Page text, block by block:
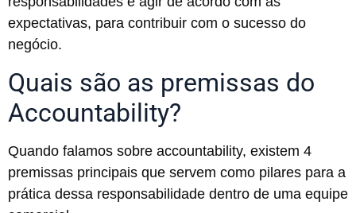
expectativas, para contribuir com o sucesso do
negócio.
Quais são as premissas do
Accountability?
Quando falamos sobre accountability, existem 4
premissas principais que servem como pilares para a
prática dessa responsabilidade dentro de uma equipe